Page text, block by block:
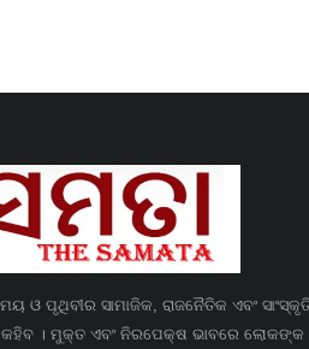
ଓ ପୃଥିବୀର ସାମାଜିକ, ରାଜନୈତିକ ଏବଂ
କହିବ । ମୁକ୍ତ ଏବଂ ନିରପେକ୍ଷ ଭାବରେ ଲୋକଙ୍କ